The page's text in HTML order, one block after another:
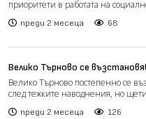
Северна България (видео)
приоритети в работата на
преди 2 месеца 68
Велико Търново се
потопа: Над 100 домакинства
пострадаха (видео)
Велико Търново постепенно се
след тежките наводнения, но
преди 2 месеца 126